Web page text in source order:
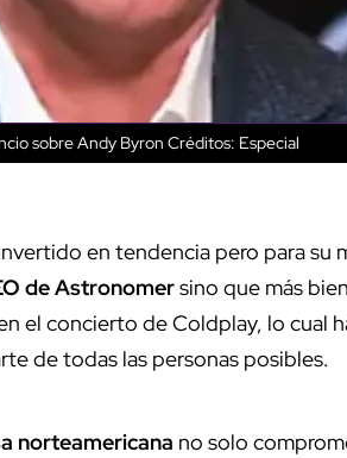
sobre Andy Byron Créditos: Especial
en tendencia pero para su
de Astronomersino que más
el concierto de Coldplay, lo cual
de todas las personas posibles.
norteamericana no solo